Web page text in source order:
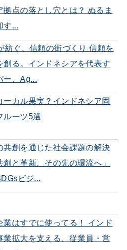
拠点の落とし穴とは？ ぬるま
す...
紡ぐ、信頼の街づくり 信頼を
創る。インドネシアを代表す
ー、Ag...
ーカル果実？インドネシア固
ルーツ5選
共創を通じた社会課題の解決
と革新、その先の環流へ」
ビジ...
業はすでに使ってる！ インド
業拡大を支える、従業員・営